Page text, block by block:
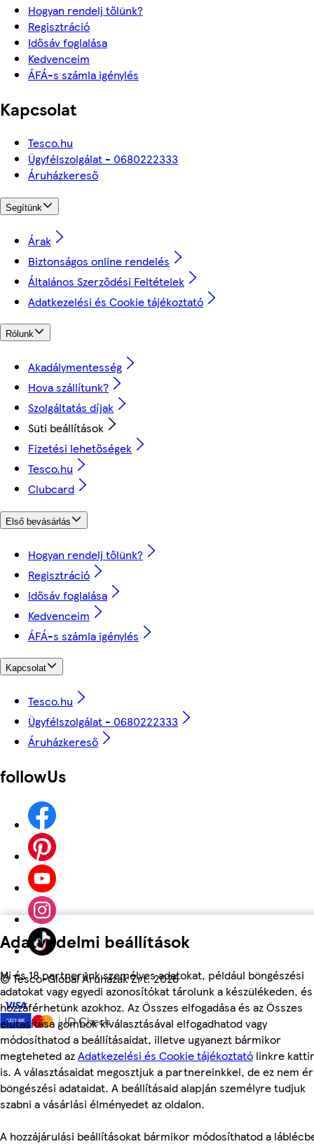
Adatvédelmi beállítások
Mi és 18 partnerünk személyes adatokat, például böngészési
adatokat vagy egyedi azonosítókat tárolunk a készülékeden, és
hozzáférhetünk azokhoz. Az Összes elfogadása és az Összes
elutasítása gombok kiválasztásával elfogadhatod vagy
módosíthatod a beállításaidat, illetve ugyanezt bármikor
megteheted azAdatkezelési és Cookie tájékoztató linkre
is. A választásaidat megosztjuk a partnereinkkel, de ez nem
böngészési adataidat. A beállításaid alapján személyre tudjuk
szabni a vásárlási élményedet az oldalon.
A hozzájárulási beállításokat bármikor módosíthatod a
Hogyan rendelj tőlünk?
Regisztráció
Idősáv foglalása
Kedvenceim
ÁFÁ-s számla igénylés
Kapcsolat
Tesco.hu
Ügyfélszolgálat - 0680222333
Áruházkereső
Segítünk
Árak
Biztonságos online rendelés
Általános Szerződési Feltételek
Adatkezelési és Cookie tájékoztató
Rólunk
Akadálymentesség
Hova szállítunk?
Szolgáltatás díjak
Süti beállítások
Fizetési lehetőségek
Tesco.hu
Clubcard
Első bevásárlás
Hogyan rendelj tőlünk?
Regisztráció
Idősáv foglalása
Kedvenceim
ÁFÁ-s számla igénylés
Kapcsolat
Tesco.hu
Ügyfélszolgálat - 0680222333
Áruházkereső
followUs
©Tesco-Global Áruházak Zrt. 2026